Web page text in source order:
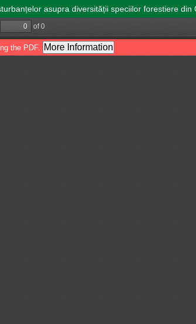
asupra diversității speciilor forestiere